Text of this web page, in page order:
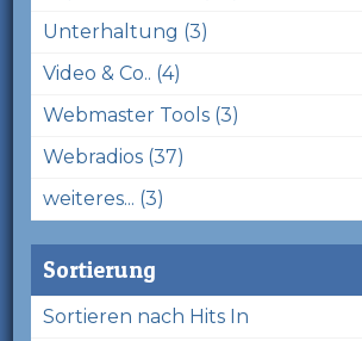
Unterhaltung (3)
Video & Co.. (4)
Webmaster Tools (3)
Webradios (37)
weiteres... (3)
Sortierung
Sortieren nach Hits In